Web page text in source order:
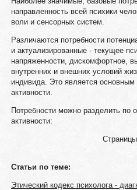
направленность всей психики
воли и сенсорных систем.
Различаются потребности
и актуализированные - текущее
напряженности, дискомфортное,
внутренних и внешних условий
индивида. Это является
активности.
Потребности можно разделить по
активности:
Статьи по теме:
Этический кодекс психолога -